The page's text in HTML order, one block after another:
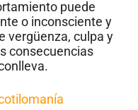
puede
o inconsciente y
vergüenza, culpa y
consecuencias